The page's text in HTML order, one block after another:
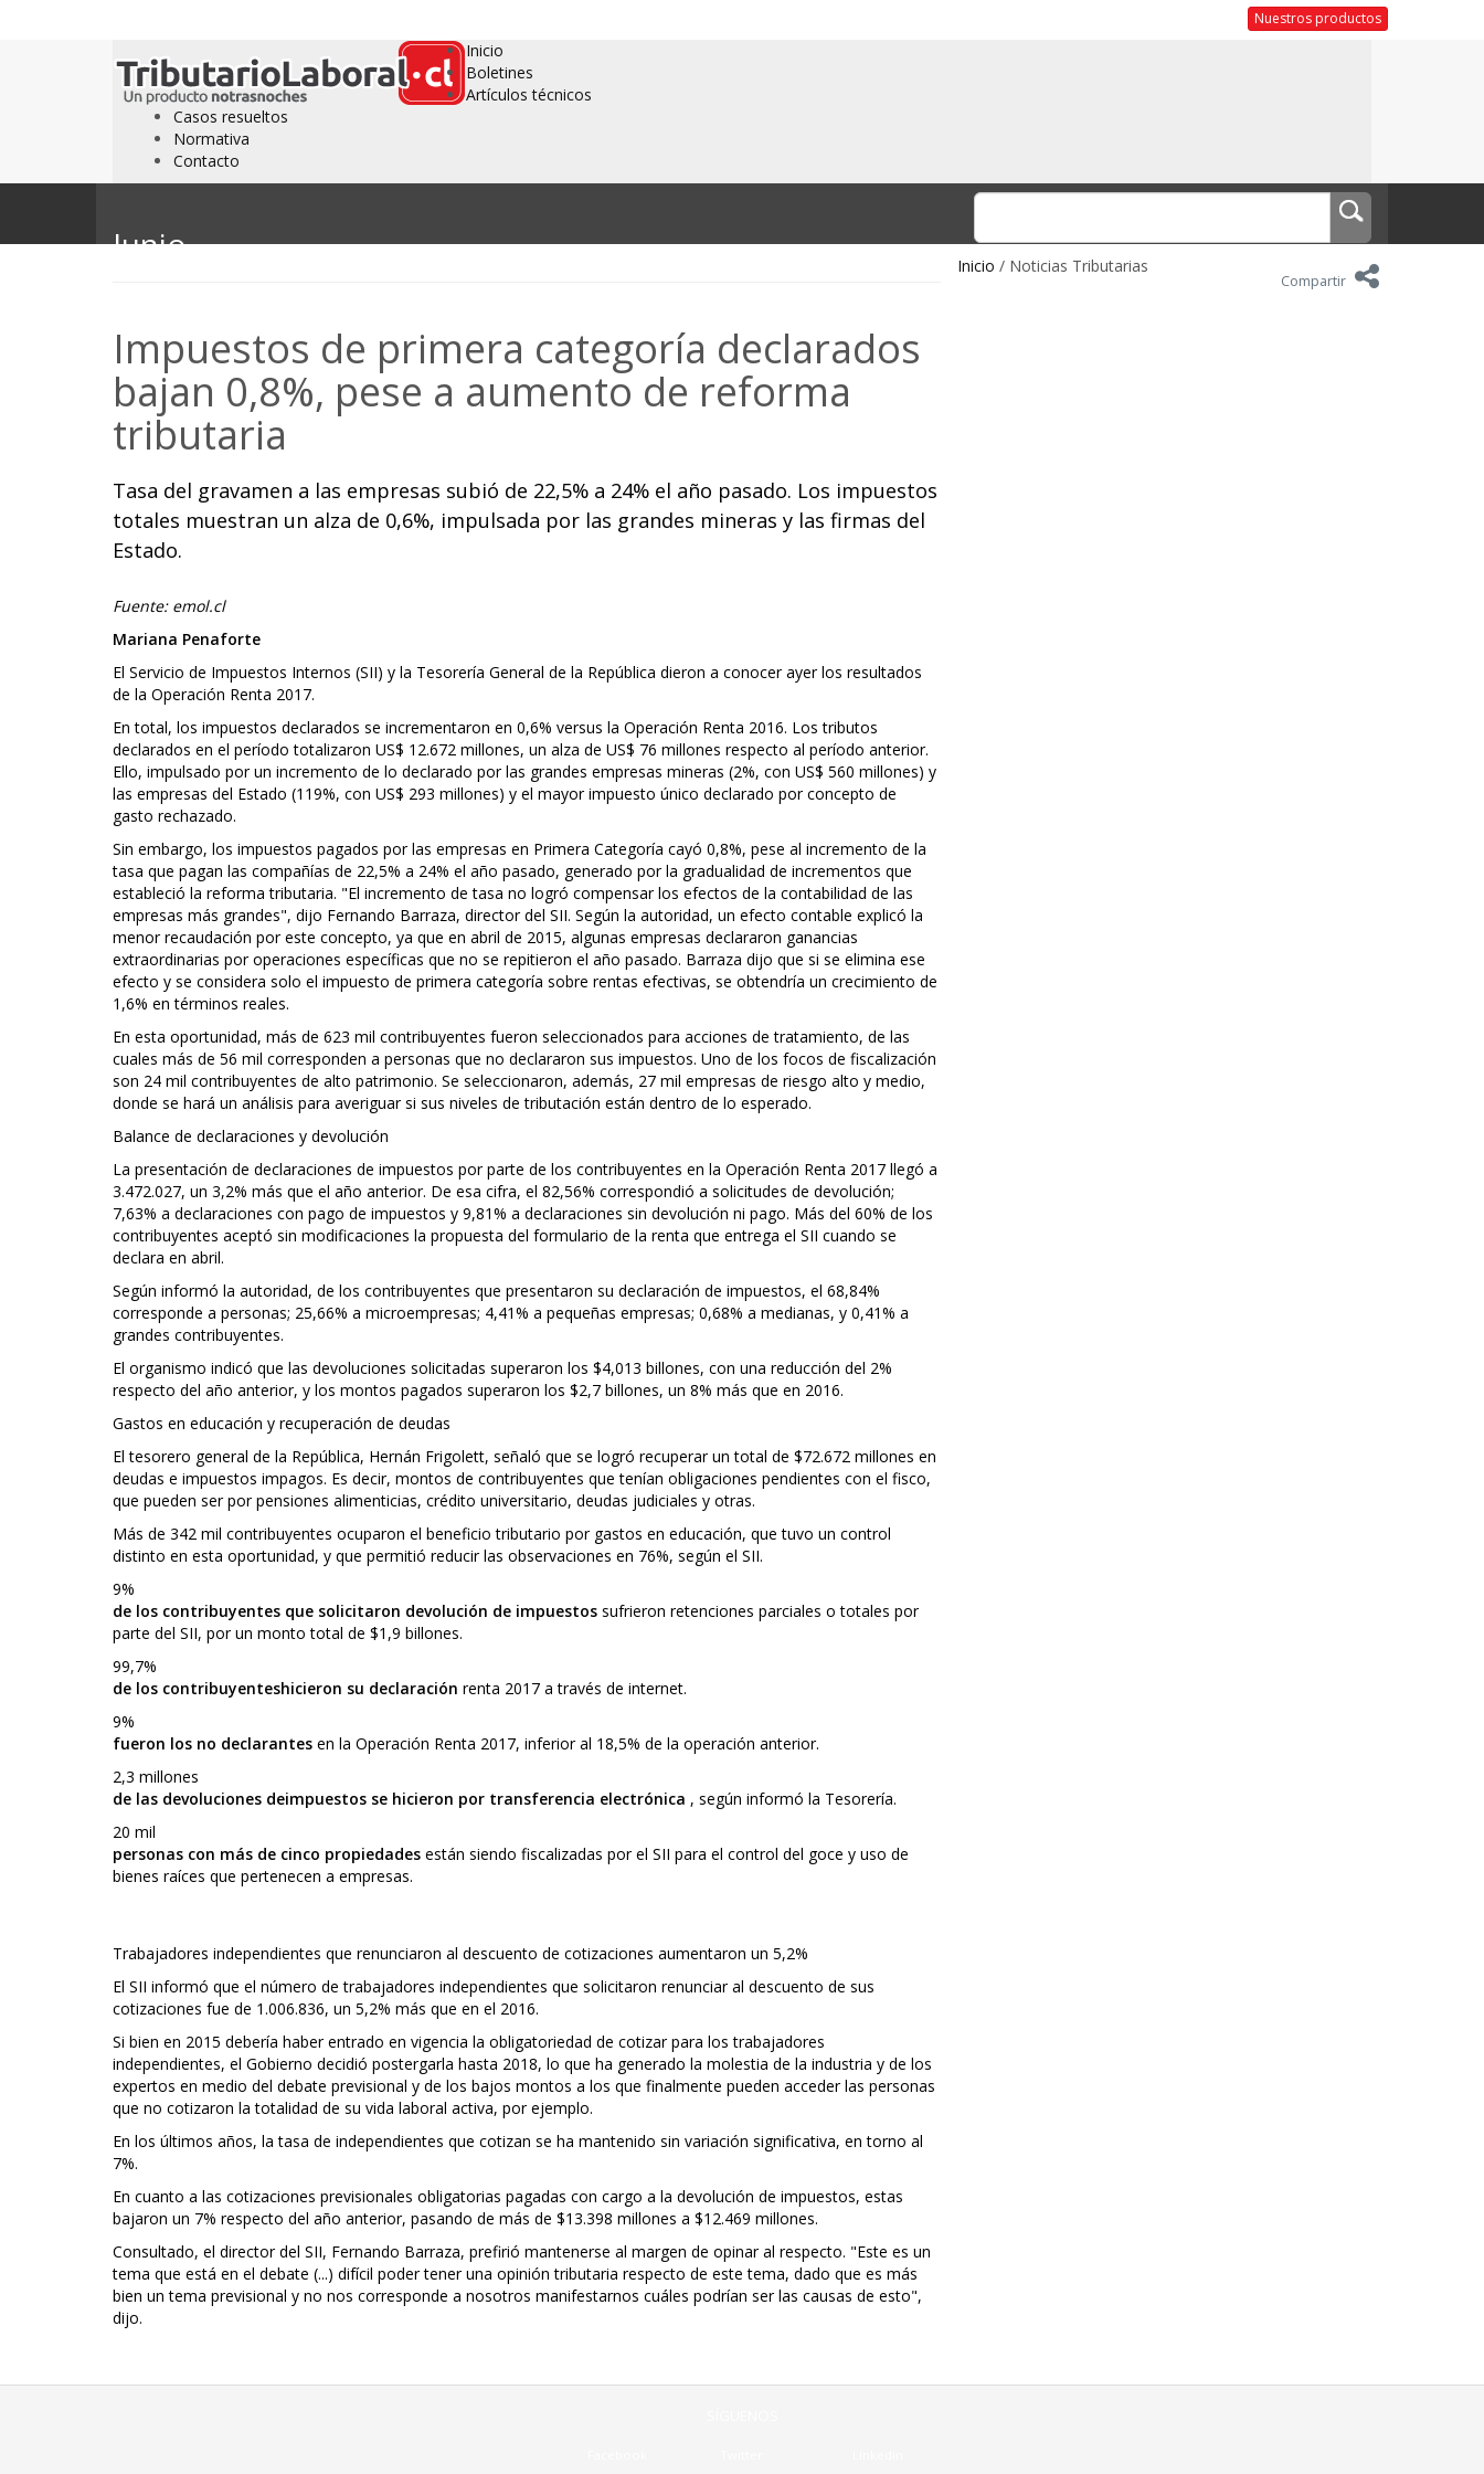
Nuestros productos
Inicio
Boletines
Artículos técnicos
Casos resueltos
Normativa
Contacto
Junio
Inicio / Noticias Tributarias
Compartir
Impuestos de primera categoría declarados
bajan 0,8%, pese a aumento de reforma
tributaria
Tasa del gravamen a las empresas subió de 22,5% a 24% el año pasado. Los impuestos
totales muestran un alza de 0,6%, impulsada por las grandes mineras y las firmas del
Estado.
Fuente: emol.cl
Mariana Penaforte
El Servicio de Impuestos Internos (SII) y la Tesorería General de la República dieron a conocer ayer los resultados
de la Operación Renta 2017.
En total, los impuestos declarados se incrementaron en 0,6% versus la Operación Renta 2016. Los tributos
declarados en el período totalizaron US$ 12.672 millones, un alza de US$ 76 millones respecto al período anterior.
Ello, impulsado por un incremento de lo declarado por las grandes empresas mineras (2%, con US$ 560 millones) y
las empresas del Estado (119%, con US$ 293 millones) y el mayor impuesto único declarado por concepto de
gasto rechazado.
Sin embargo, los impuestos pagados por las empresas en Primera Categoría cayó 0,8%, pese al incremento de la
tasa que pagan las compañías de 22,5% a 24% el año pasado, generado por la gradualidad de incrementos que
estableció la reforma tributaria. "El incremento de tasa no logró compensar los efectos de la contabilidad de las
empresas más grandes", dijo Fernando Barraza, director del SII. Según la autoridad, un efecto contable explicó la
menor recaudación por este concepto, ya que en abril de 2015, algunas empresas declararon ganancias
extraordinarias por operaciones específicas que no se repitieron el año pasado. Barraza dijo que si se elimina ese
efecto y se considera solo el impuesto de primera categoría sobre rentas efectivas, se obtendría un crecimiento de
1,6% en términos reales.
En esta oportunidad, más de 623 mil contribuyentes fueron seleccionados para acciones de tratamiento, de las
cuales más de 56 mil corresponden a personas que no declararon sus impuestos. Uno de los focos de fiscalización
son 24 mil contribuyentes de alto patrimonio. Se seleccionaron, además, 27 mil empresas de riesgo alto y medio,
donde se hará un análisis para averiguar si sus niveles de tributación están dentro de lo esperado.
Balance de declaraciones y devolución
La presentación de declaraciones de impuestos por parte de los contribuyentes en la Operación Renta 2017 llegó a
3.472.027, un 3,2% más que el año anterior. De esa cifra, el 82,56% correspondió a solicitudes de devolución;
7,63% a declaraciones con pago de impuestos y 9,81% a declaraciones sin devolución ni pago. Más del 60% de los
contribuyentes aceptó sin modificaciones la propuesta del formulario de la renta que entrega el SII cuando se
declara en abril.
Según informó la autoridad, de los contribuyentes que presentaron su declaración de impuestos, el 68,84%
corresponde a personas; 25,66% a microempresas; 4,41% a pequeñas empresas; 0,68% a medianas, y 0,41% a
grandes contribuyentes.
El organismo indicó que las devoluciones solicitadas superaron los $4,013 billones, con una reducción del 2%
respecto del año anterior, y los montos pagados superaron los $2,7 billones, un 8% más que en 2016.
Gastos en educación y recuperación de deudas
El tesorero general de la República, Hernán Frigolett, señaló que se logró recuperar un total de $72.672 millones en
deudas e impuestos impagos. Es decir, montos de contribuyentes que tenían obligaciones pendientes con el fisco,
que pueden ser por pensiones alimenticias, crédito universitario, deudas judiciales y otras.
Más de 342 mil contribuyentes ocuparon el beneficio tributario por gastos en educación, que tuvo un control
distinto en esta oportunidad, y que permitió reducir las observaciones en 76%, según el SII.
9%
de los contribuyentes que solicitaron devolución de impuestos sufrieron retenciones parciales o totales por
parte del SII, por un monto total de $1,9 billones.
99,7%
de los contribuyenteshicieron su declaración renta 2017 a través de internet.
9%
fueron los no declarantes en la Operación Renta 2017, inferior al 18,5% de la operación anterior.
2,3 millones
de las devoluciones deimpuestos se hicieron por transferencia electrónica , según informó la Tesorería.
20 mil
personas con más de cinco propiedades están siendo fiscalizadas por el SII para el control del goce y uso de
bienes raíces que pertenecen a empresas.
Trabajadores independientes que renunciaron al descuento de cotizaciones aumentaron un 5,2%
El SII informó que el número de trabajadores independientes que solicitaron renunciar al descuento de sus
cotizaciones fue de 1.006.836, un 5,2% más que en el 2016.
Si bien en 2015 debería haber entrado en vigencia la obligatoriedad de cotizar para los trabajadores
independientes, el Gobierno decidió postergarla hasta 2018, lo que ha generado la molestia de la industria y de los
expertos en medio del debate previsional y de los bajos montos a los que finalmente pueden acceder las personas
que no cotizaron la totalidad de su vida laboral activa, por ejemplo.
En los últimos años, la tasa de independientes que cotizan se ha mantenido sin variación significativa, en torno al
7%.
En cuanto a las cotizaciones previsionales obligatorias pagadas con cargo a la devolución de impuestos, estas
bajaron un 7% respecto del año anterior, pasando de más de $13.398 millones a $12.469 millones.
Consultado, el director del SII, Fernando Barraza, prefirió mantenerse al margen de opinar al respecto. "Este es un
tema que está en el debate (...) difícil poder tener una opinión tributaria respecto de este tema, dado que es más
bien un tema previsional y no nos corresponde a nosotros manifestarnos cuáles podrían ser las causas de esto",
dijo.